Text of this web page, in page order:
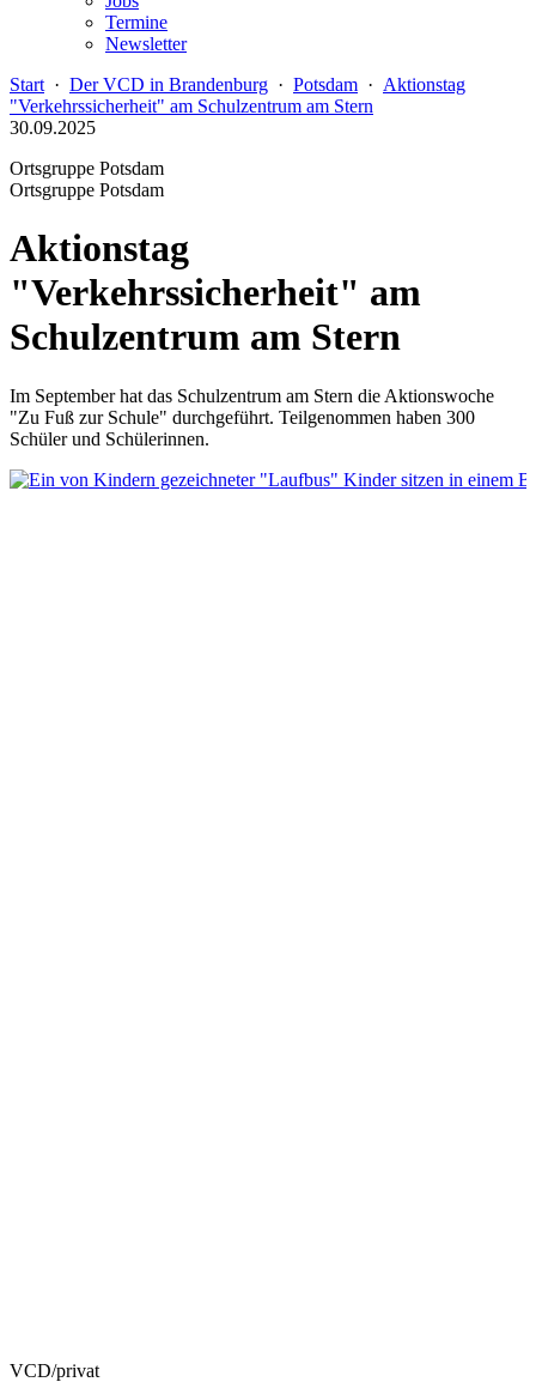
Termine
Newsletter
Start · Der VCD in Brandenburg · Potsdam · Aktionstag
"Verkehrssicherheit" am Schulzentrum am Stern
30.09.2025
Ortsgruppe Potsdam
Ortsgruppe Potsdam
Aktionstag
"Verkehrssicherheit" am
Schulzentrum am Stern
Im September hat das Schulzentrum am Stern die Aktionswoche
"Zu Fuß zur Schule" durchgeführt. Teilgenommen haben 300
Schüler und Schülerinnen.
VCD/privat